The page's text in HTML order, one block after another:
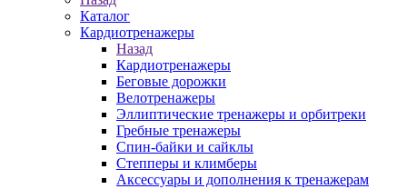
Каталог
Кардиотренажеры
Назад
Кардиотренажеры
Беговые дорожки
Велотренажеры
Эллиптические тренажеры и орбитреки
Гребные тренажеры
Спин-байки и сайклы
Степперы и климберы
Аксессуары и дополнения к тренажерам